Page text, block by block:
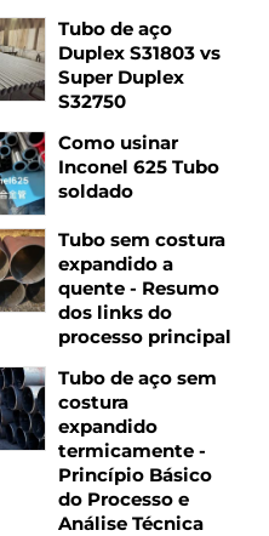
Tubo de aço
Duplex S31803 vs
Super Duplex
S32750
Como usinar
Inconel 625 Tubo
soldado
Tubo sem costura
expandido a
quente - Resumo
dos links do
processo principal
Tubo de aço sem
costura
expandido
termicamente -
Princípio Básico
do Processo e
Análise Técnica